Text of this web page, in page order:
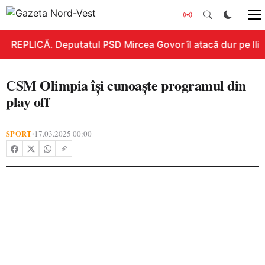
REPLICĂ. Deputatul PSD Mircea Govor îl atacă dur pe
CSM Olimpia își cunoaște programul din
play off
SPORT•17.03.2025 00:00